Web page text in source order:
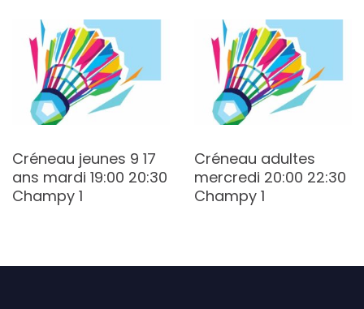
Créneau jeunes 9 17
ans mardi 19:00 20:30
Champy 1
Créneau adultes
mercredi 20:00 22:30
Champy 1